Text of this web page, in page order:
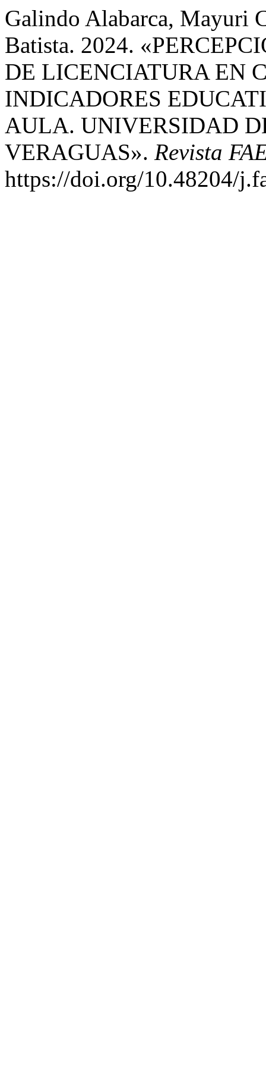
Galindo Alabarca, Mayuri
Batista. 2024.
DE LICENCIATURA EN
INDICADORES
AULA. UNIVERSIDAD
VERAGUAS». Revista
https://doi.org/10.48204/